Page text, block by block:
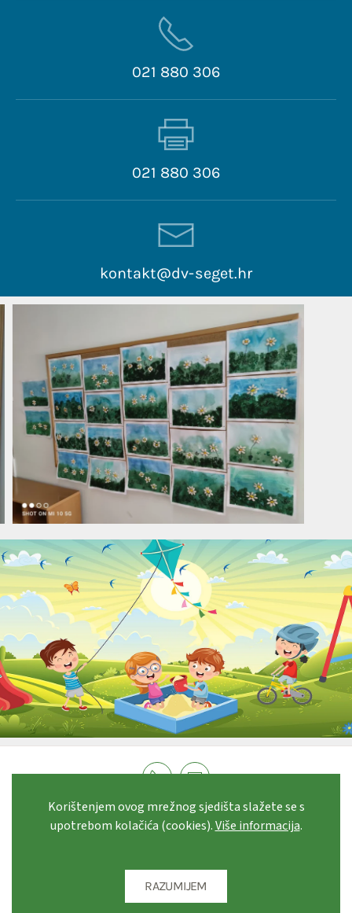
021 880 306
021 880 306
kontakt@dv-seget.hr
© 2021 Dječji vrtić "SEGET"· Ulica hrvatskog križnog puta
3 · 21218 Seget Vranjica
Izrada, hosting i održavanje
Korištenjem ovog mrežnog sjedišta slažete se s
upotrebom kolačića (cookies).Više informacija.
RAZUMIJEM